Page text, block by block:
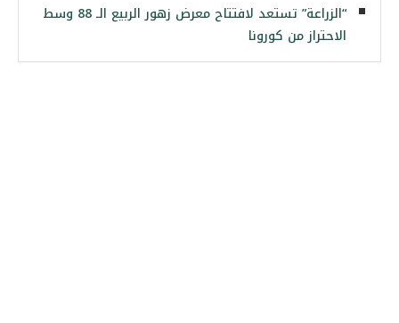
“الزراعة” تستعد لافتتاح معرض زهور الربيع الـ 88 وسط
الاحتراز من كورونا